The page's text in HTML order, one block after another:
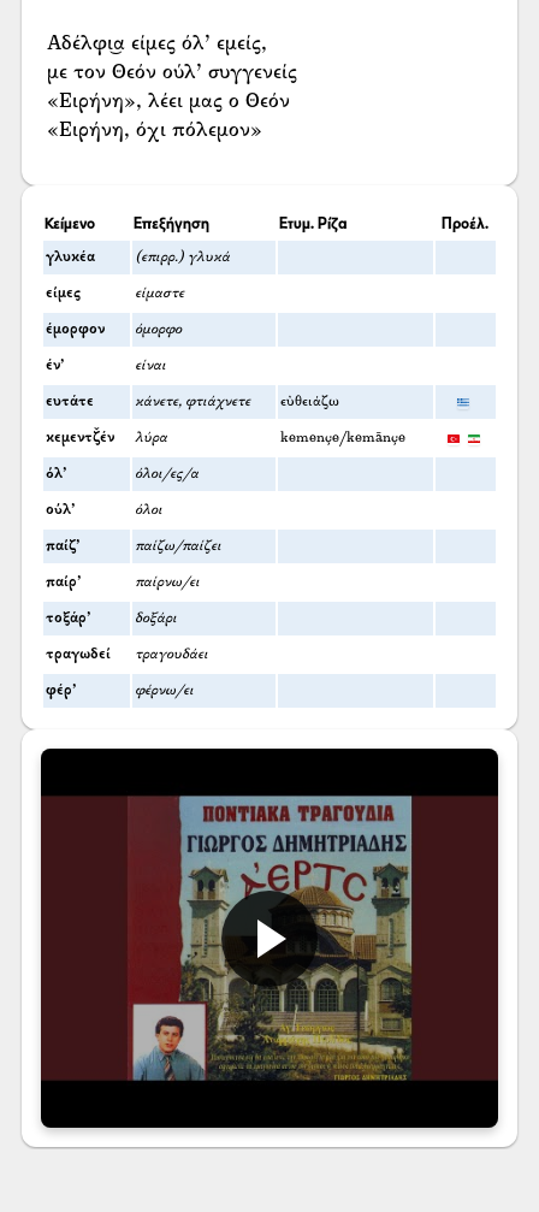
Αδέλφι͜α είμες όλ’ εμείς,
με τον Θεόν ούλ’ συγγενείς
«Ειρήνη», λέει μας ο Θεόν
«Ειρήνη, όχι πόλεμον»
Κείμενο Επεξήγηση Ετυμ. Ρίζα Προέλ.
γλυκέα (επιρρ.) γλυκά
είμες είμαστε
έμορφον όμορφο
έν’ είναι
ευτάτε κάνετε, φτιάχνετε εὐθειάζω
κεμεντζ̌έν λύρα kemençe/kemānçe
όλ’ όλοι/ες/α
ούλ’ όλοι
παίζ’ παίζω/παίζει
παίρ’ παίρνω/ει
τοξάρ’ δοξάρι
τραγωδεί τραγουδάει
φέρ’ φέρνω/ει